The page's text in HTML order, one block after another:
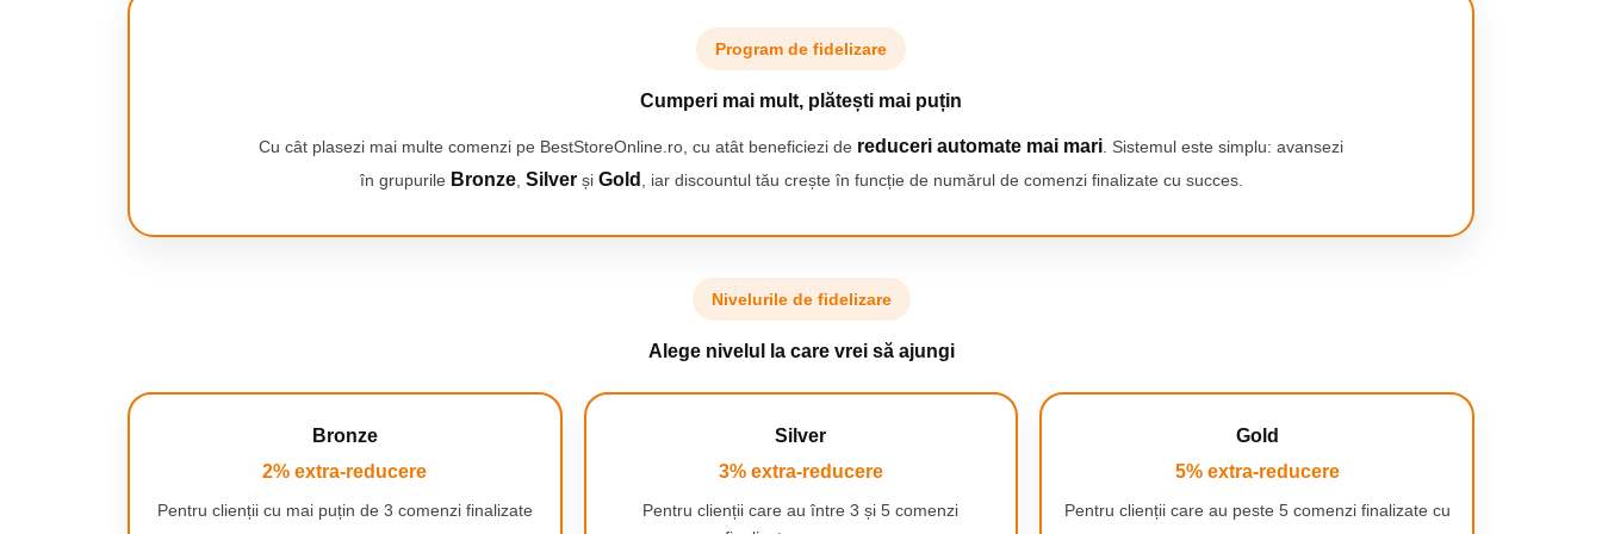
Program de fidelizare
Cumperi mai mult, plătești mai puțin
Cu cât plasezi mai multe comenzi pe BestStoreOnline.ro, cu atât beneficiezi de reduceri automate mai mari . Sistemul este simplu: avansezi
în grupurile Bronze, Silverși Gold , iar discountul tău crește în funcție de numărul de comenzi finalizate cu succes.
Nivelurile de fidelizare
Alege nivelul la care vrei să ajungi
Bronze
2% extra-reducere
Pentru clienții cu mai puțin de 3 comenzi finalizate
Silver
3% extra-reducere
Pentru clienții care au între 3 și 5 comenzi
Gold
5% extra-reducere
Pentru clienții care au peste 5 comenzi finalizate cu